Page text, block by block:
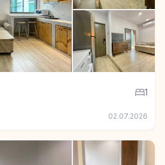
в Район 2, 1 спал.
1
02.07.2026